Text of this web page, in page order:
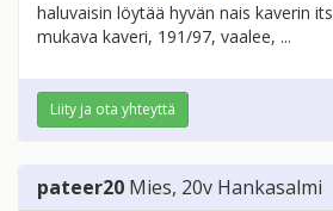
haluvaisin löytää hyvän nais kaverin
mukava kaveri, 191/97, vaalee, ...
Liity ja ota yhteyttä
pateer20 Mies, 20v Hankasalmi